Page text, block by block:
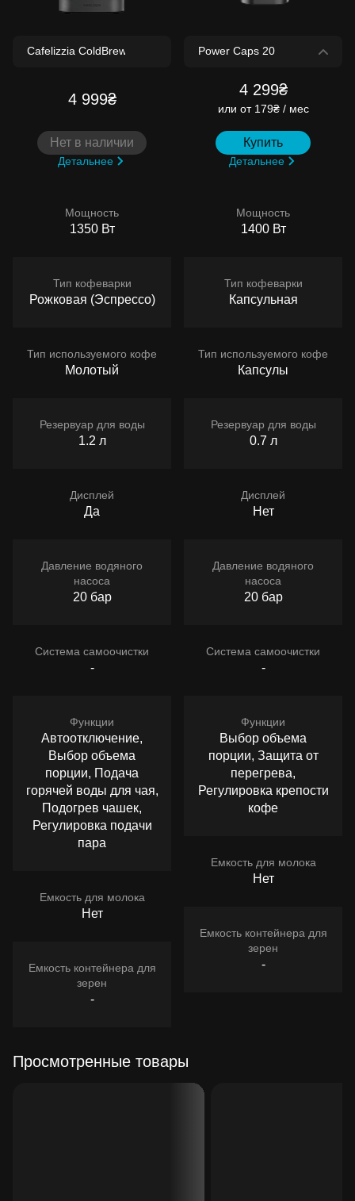
4 999₴
Нет в наличии
Детальнее
Мощность
1350 Вт
Тип кофеварки
Рожковая (Эспрессо)
Тип используемого кофе
Молотый
Резервуар для воды
1.2 л
Дисплей
Да
Давление водяного
насоса
20 бар
Система самоочистки
-
Функции
Автоотключение,
Выбор объема
порции, Подача
горячей воды для чая,
Подогрев чашек,
Регулировка подачи
пара
Емкость для молока
Нет
Емкость контейнера для
зерен
-
4 299₴
или от 179₴ / мес
Купить
Детальнее
Мощность
1400 Вт
Тип кофеварки
Капсульная
Тип используемого кофе
Капсулы
Резервуар для воды
0.7 л
Дисплей
Нет
Давление водяного
насоса
20 бар
Система самоочистки
-
Функции
Выбор объема
порции, Защита от
перегрева,
Регулировка крепости
кофе
Емкость для молока
Нет
Емкость контейнера для
зерен
-
Просмотренные товары